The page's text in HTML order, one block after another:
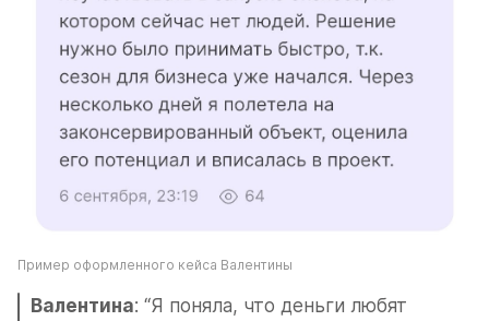
Пример оформленного кейса Валентины
Валентина: “Я поняла, что деньги любят